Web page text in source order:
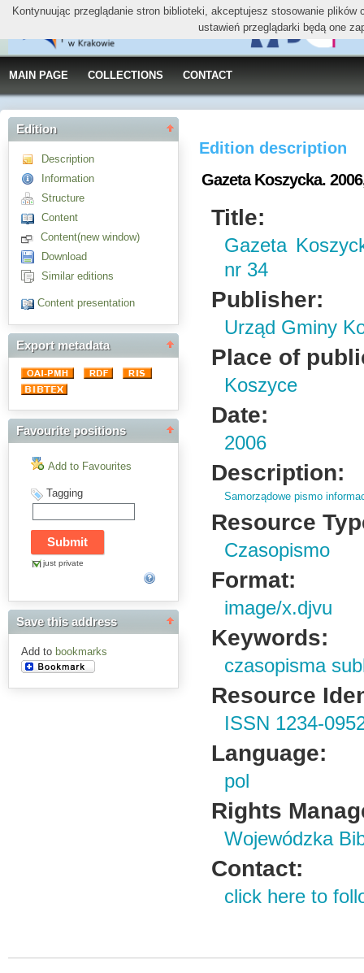
MAIN PAGE COLLECTIONS CONTACT
Edition
Description
Information
Structure
Content
Content(new window)
Download
Similar editions
Content presentation
Export metadata
Favourite positions
Add to Favourites
Tagging
just private
Save this address
Add to bookmarks
Edition description
Gazeta Koszycka.
Title:
Gazeta
nr 34
Publisher:
Urząd Gminy
Place of
Koszyce
Date:
2006
Description:
Samorządowe pismo
Resource
Czasopismo
Format:
image/x.djvu
Keywords:
czasopisma
Resource
ISSN 1234-
Language:
pol
Rights
Wojewódzka
Contact:
click here to
Kontynuując przeglądanie stron biblioteki, akceptujesz stosowanie
ustawień przeglądarki będą one